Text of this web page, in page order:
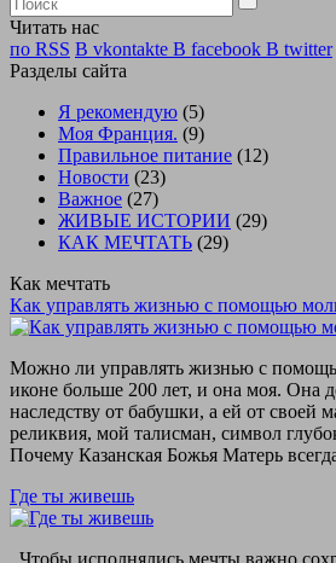
Читать нас
по RSS В vkontakte В facebook В twitter
Разделы сайта
Я рекомендую (5)
Моя Франция. (9)
Правильное питание (12)
Новости (23)
Важное (27)
ЖИВЫЕ ИСТОРИИ (29)
КАК МЕЧТАТЬ (29)
Как мечтать
Как управлять жизнью с помощью
Можно ли управлять жизнью с
иконе больше 200 лет, и она моя. Она
наследству от бабушки, а ей от своей
реликвия, мой талисман, символ
Почему Казанская Божья Матерь
Где ты живешь
Чтобы исполнялись мечты важно